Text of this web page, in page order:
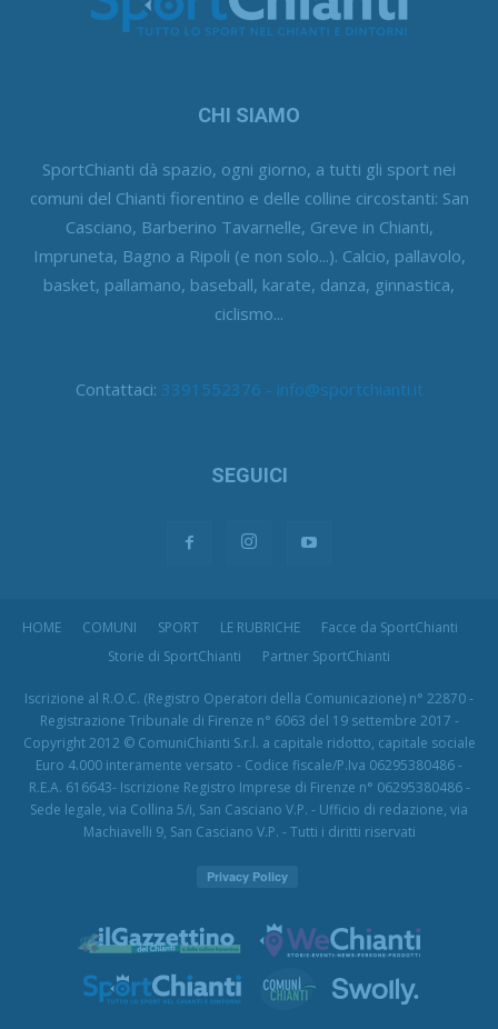
CHI SIAMO
SportChianti dà spazio, ogni giorno, a tutti gli sport nei
comuni del Chianti fiorentino e delle colline circostanti: San
Casciano, Barberino Tavarnelle, Greve in Chianti,
Impruneta, Bagno a Ripoli (e non solo...). Calcio, pallavolo,
basket, pallamano, baseball, karate, danza, ginnastica,
ciclismo...
Contattaci: 3391552376 - info@sportchianti.it
SEGUICI
HOME COMUNI SPORT LE RUBRICHE
Facce da SportChianti
Storie di SportChianti
Partner SportChianti
Iscrizione al R.O.C. (Registro Operatori della Comunicazione) n° 22870 -
Registrazione Tribunale di Firenze n° 6063 del 19 settembre 2017 -
Copyright 2012 © ComuniChianti S.r.l. a capitale ridotto, capitale sociale
Euro 4.000 interamente versato - Codice fiscale/P.Iva 06295380486 -
R.E.A. 616643- Iscrizione Registro Imprese di Firenze n° 06295380486 -
Sede legale, via Collina 5/i, San Casciano V.P. - Ufficio di redazione, via
Machiavelli 9, San Casciano V.P. - Tutti i diritti riservati